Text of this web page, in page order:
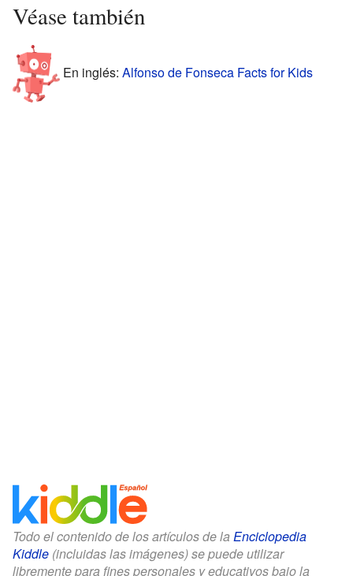
Véase también
En inglés: Alfonso de Fonseca Facts for Kids
Todo el contenido de los artículos de la Enciclopedia
Kiddle (incluidas las imágenes) se puede utilizar
libremente para fines personales y educativos bajo la